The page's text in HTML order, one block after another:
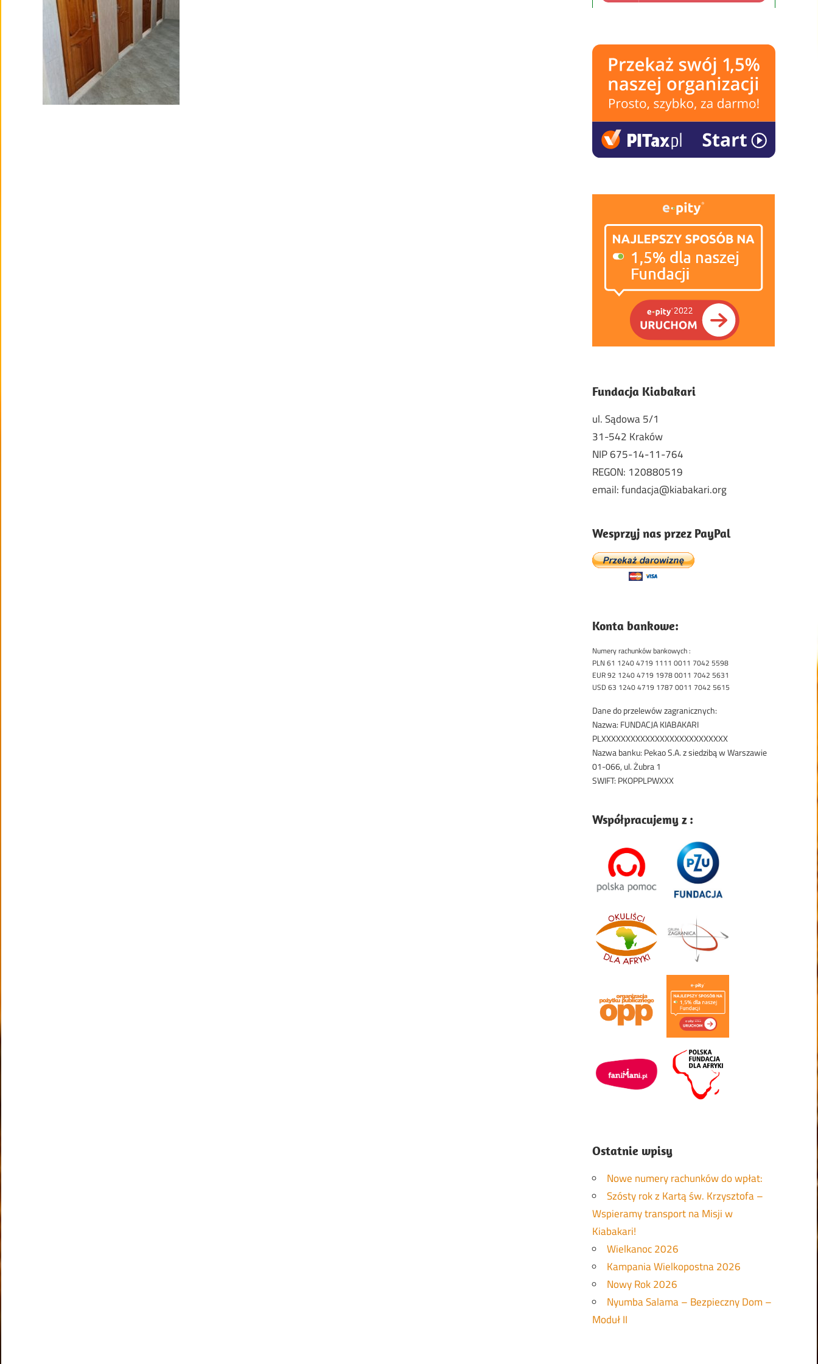
Fundacja Kiabakari
ul. Sądowa 5/1
31-542 Kraków
NIP 675-14-11-764
REGON: 120880519
email: fundacja@kiabakari.org
Wesprzyj nas przez PayPal
Konta bankowe:
Numery rachunków bankowych :
PLN 61 1240 4719 1111 0011 7042 5598
EUR 92 1240 4719 1978 0011 7042 5631
USD 63 1240 4719 1787 0011 7042 5615
Dane do przelewów zagranicznych:
Nazwa: FUNDACJA KIABAKARI
PLXXXXXXXXXXXXXXXXXXXXXXXXXX
Nazwa banku: Pekao S.A. z siedzibą w Warszawie
01-066, ul. Żubra 1
SWIFT: PKOPPLPWXXX
Współpracujemy z :
Ostatnie wpisy
Nowe numery rachunków do wpłat:
Szósty rok z Kartą św. Krzysztofa –
Wspieramy transport na Misji w
Kiabakari!
Wielkanoc 2026
Kampania Wielkopostna 2026
Nowy Rok 2026
Nyumba Salama – Bezpieczny Dom –
Moduł II